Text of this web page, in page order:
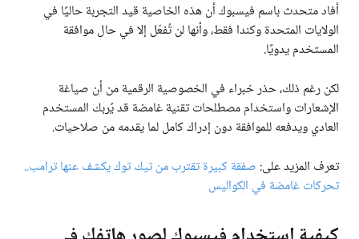
أفاد متحدث باسم فيسبوك أن هذه الخاصية قيد التجربة حاليًا في
الولايات المتحدة وكندا فقط، وأنها لن تُفعّل إلا في حال موافقة
المستخدم يدويًا.
لكن رغم ذلك، حذر خبراء في الخصوصية الرقمية من أن صياغة
الإشعارات واستخدام مصطلحات تقنية غامضة قد يُربك المستخدم
العادي ويدفعه للموافقة دون إدراك كامل لما يقدمه من صلاحيات.
تعرف المزيد على: صفقة كبيرة تقترب من تيك توك يكشف عنها ترامب..
تحركات غامضة في الكواليس